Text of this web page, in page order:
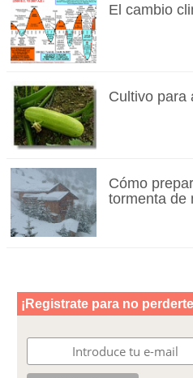
El cambio
Cultivo para
Cómo
tormenta de